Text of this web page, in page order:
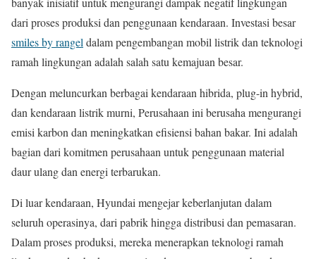
dari proses produksi dan penggunaan kendaraan. Investasi besar
smiles by rangel dalam pengembangan mobil listrik dan teknologi
ramah lingkungan adalah salah satu kemajuan besar.
Dengan meluncurkan berbagai kendaraan hibrida, plug-in hybrid,
dan kendaraan listrik murni, Perusahaan ini berusaha mengurangi
emisi karbon dan meningkatkan efisiensi bahan bakar. Ini adalah
bagian dari komitmen perusahaan untuk penggunaan material
daur ulang dan energi terbarukan.
Di luar kendaraan, Hyundai mengejar keberlanjutan dalam
seluruh operasinya, dari pabrik hingga distribusi dan pemasaran.
Dalam proses produksi, mereka menerapkan teknologi ramah